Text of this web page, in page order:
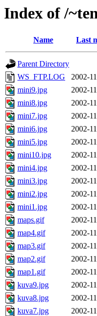
Index of /
Name Last
Parent Directory
WS_FTP.LOG
2002-
mini9.jpg
2002-
mini8.jpg
2002-
mini7.jpg
2002-
mini6.jpg
2002-
mini5.jpg
2002-
mini10.jpg
2002-
mini4.jpg
2002-
mini3.jpg
2002-
mini2.jpg
2002-
mini1.jpg
2002-
maps.gif
2002-
map4.gif
2002-
map3.gif
2002-
map2.gif
2002-
map1.gif
2002-
kuva9.jpg
2002-
kuva8.jpg
2002-
kuva7.jpg
2002-